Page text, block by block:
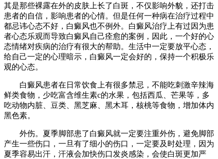
其是那些裸露在外的皮肤上长了白斑，不仅影响外貌，还打击
患者的自信，影响患者的心情。但是任何一种病在治疗过程中
都忌讳心态不好，白癜风也不例外。白癜风治疗上有过因为患
者心态乐观而导致白癜风自己痊愈的案例，因此，一个好的心
态情绪对疾病的治疗有很大的帮助。生活中一定要放平心态，
给自己一定的心理暗示，白癜风一定会好的，保持一个积极乐
观的心态。
白癜风患者在日常饮食上有很多禁忌，不能吃刺激辛辣海
鲜类食物，少吃富含维生素c的水果，包括西瓜、芒果等，多
吃动物内脏、豆类、黑芝麻、黑木耳，核桃等食物，增加体内
黑色素。
外伤。夏季脚部患了白癜风就一定要注重外伤，避免脚部
产生一些伤口，一旦有了细小的伤口，一定要及时处理，因为
夏季容易出汗，汗液会加快伤口发炎感染，会使白斑更加严